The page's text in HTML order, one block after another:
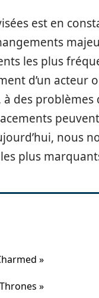
est en
les plus
d’un acteur
des problèmes
nous
plus
»
»